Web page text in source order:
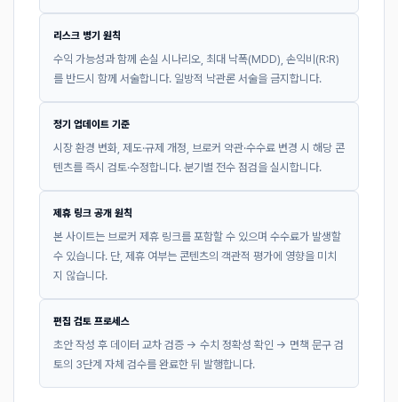
리스크 병기 원칙
수익 가능성과 함께 손실 시나리오, 최대 낙폭(MDD), 손익비(R:R)
를 반드시 함께 서술합니다. 일방적 낙관론 서술을 금지합니다.
정기 업데이트 기준
시장 환경 변화, 제도·규제 개정, 브로커 약관·수수료 변경 시 해당 콘
텐츠를 즉시 검토·수정합니다. 분기별 전수 점검을 실시합니다.
제휴 링크 공개 원칙
본 사이트는 브로커 제휴 링크를 포함할 수 있으며 수수료가 발생할
수 있습니다. 단, 제휴 여부는 콘텐츠의 객관적 평가에 영향을 미치
지 않습니다.
편집 검토 프로세스
초안 작성 후 데이터 교차 검증 → 수치 정확성 확인 → 면책 문구 검
토의 3단계 자체 검수를 완료한 뒤 발행합니다.